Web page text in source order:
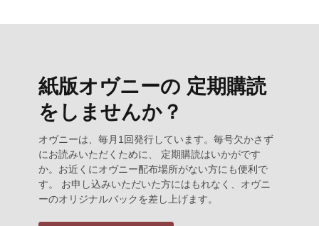
紙版オヴニーの 定期購読
をしませんか？
オヴニーは、毎月1回発行しています。毎号欠かさず
にお読みいただくために、 定期購読はいかがです
か。お近くにオヴニー配布場所がない方にも便利で
す。 お申し込みいただいた方にはもれなく、オヴニ
ーのオリジナルバックを差し上げます。